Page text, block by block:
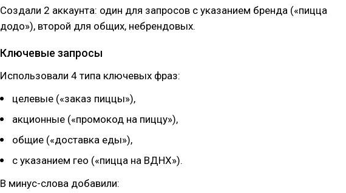
Создали 2 аккаунта: один для запросов с указанием бренда («пицца
додо»), второй для общих, небрендовых.
Ключевые запросы
Использовали 4 типа ключевых фраз:
целевые («заказ пиццы»),
акционные («промокод на пиццу»),
общие («доставка еды»),
с указанием гео («пицца на ВДНХ»).
В минус-слова добавили: